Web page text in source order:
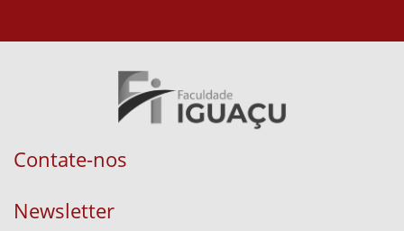
Contate-nos
Newsletter